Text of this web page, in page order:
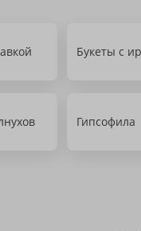
Букеты с
Гипсофила